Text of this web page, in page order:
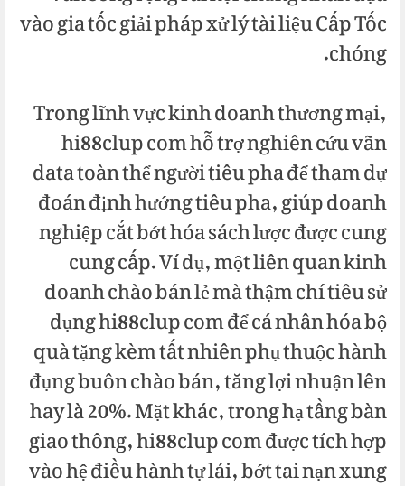
vào gia tốc giải pháp xử lý tài liệu Cấp Tốc
chóng.
Trong lĩnh vực kinh doanh thương mại,
hi88clup com hỗ trợ nghiên cứu vãn
data toàn thể người tiêu pha để tham dự
đoán định hướng tiêu pha, giúp doanh
nghiệp cắt bớt hóa sách lược được cung
cung cấp. Ví dụ, một liên quan kinh
doanh chào bán lẻ mà thậm chí tiêu sử
dụng hi88clup com để cá nhân hóa bộ
quà tặng kèm tất nhiên phụ thuộc hành
đụng buôn chào bán, tăng lợi nhuận lên
hay là 20%. Mặt khác, trong hạ tầng bàn
giao thông, hi88clup com được tích hợp
vào hệ điều hành tự lái, bớt tai nạn xung